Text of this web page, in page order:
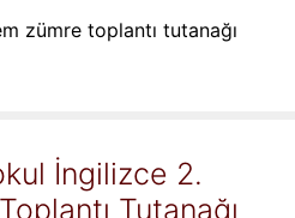
zümre toplantı tutanağı
İngilizce 2.
Tutanağı